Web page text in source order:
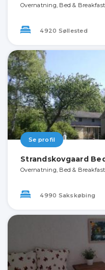
Overnatning, Bed & Breakfast
4920 Søllested
Se profil
Strandskovgaard
Overnatning, Bed & Breakfast
4990 Sakskøbing